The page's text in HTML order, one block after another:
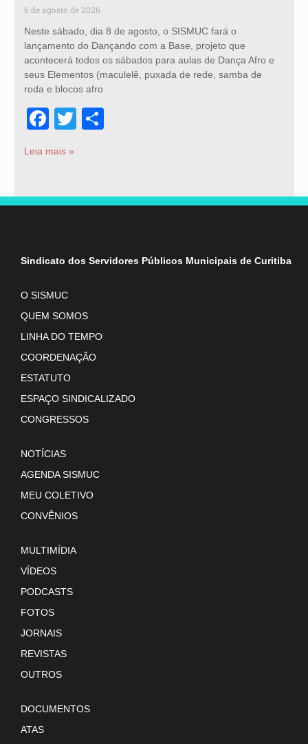
6 de agosto de 2026
Neste sábado, dia 8 de agosto, o SISMUC fará o
lançamento do Dançando com a Base, projeto que
acontecerá todos os sábados para aulas de Dança Afro e
seus Elementos (maculelê, puxada de rede, samba de
roda e blocos afro
Facebook
Twitter
Leia mais »
Sindicato dos Servidores Públicos Municipais de Curitiba
O SISMUC
QUEM SOMOS
LINHA DO TEMPO
COORDENAÇÃO
ESTATUTO
ESPAÇO SINDICALIZADO
CONGRESSOS
NOTÍCIAS
AGENDA SISMUC
MEU COLETIVO
CONVÊNIOS
MULTIMÍDIA
VÍDEOS
PODCASTS
FOTOS
JORNAIS
REVISTAS
OUTROS
DOCUMENTOS
ATAS